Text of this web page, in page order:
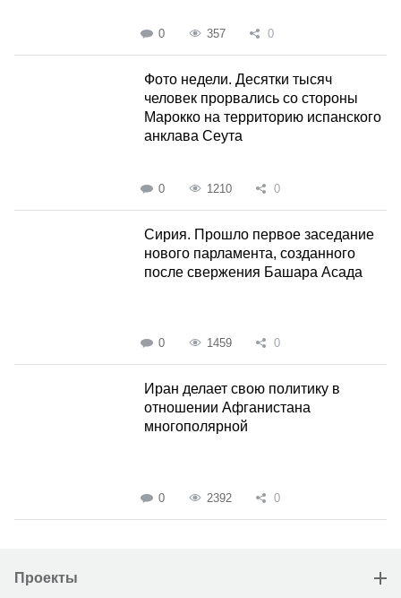
0 357 0
Фото недели. Десятки тысяч
человек прорвались со стороны
Марокко на территорию испанского
анклава Сеута
0 1210 0
Сирия. Прошло первое заседание
нового парламента, созданного
после свержения Башара Асада
0 1459 0
Иран делает свою политику в
отношении Афганистана
многополярной
0 2392 0
Проекты